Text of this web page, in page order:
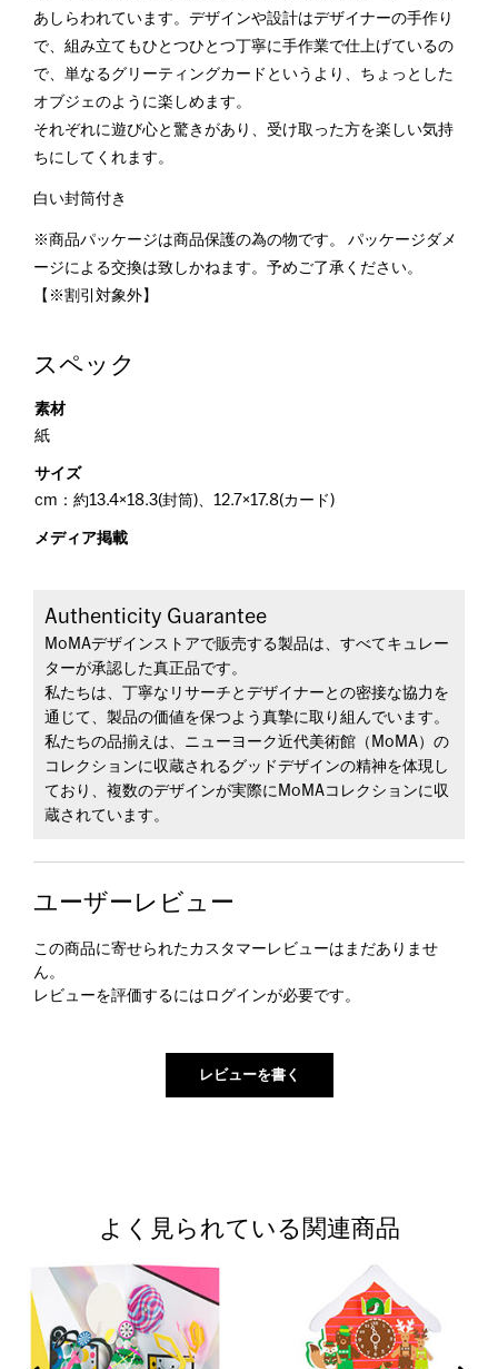
あしらわれています。デザインや設計はデザイナーの手作り
で、組み立てもひとつひとつ丁寧に手作業で仕上げているの
で、単なるグリーティングカードというより、ちょっとした
オブジェのように楽しめます。
それぞれに遊び心と驚きがあり、受け取った方を楽しい気持
ちにしてくれます。
白い封筒付き
※商品パッケージは商品保護の為の物です。 パッケージダメ
ージによる交換は致しかねます。予めご了承ください。
【※割引対象外】
スペック
素材
紙
サイズ
cm：約13.4×18.3(封筒)、12.7×17.8(カード)
メディア掲載
Authenticity Guarantee
MoMAデザインストアで販売する製品は、すべてキュレー
ターが承認した真正品です。
私たちは、丁寧なリサーチとデザイナーとの密接な協力を
通じて、製品の価値を保つよう真摯に取り組んでいます。
私たちの品揃えは、ニューヨーク近代美術館（MoMA）の
コレクションに収蔵されるグッドデザインの精神を体現し
ており、複数のデザインが実際にMoMAコレクションに収
蔵されています。
ユーザーレビュー
この商品に寄せられたカスタマーレビューはまだありませ
ん。
レビューを評価するには ログインが必要です。
よく見られている関連商品